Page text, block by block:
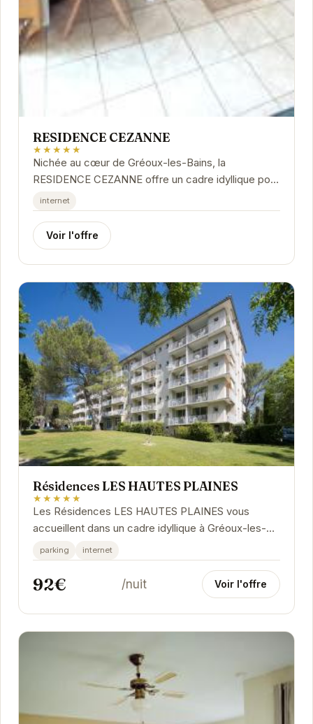
RESIDENCE CEZANNE
★★★★★
Nichée au cœur de Gréoux-les-Bains, la
RESIDENCE CEZANNE offre un cadre idyllique pour
des vacances reposantes. Ses appartements
confortables et...
internet
Voir l'offre
Résidences LES HAUTES PLAINES
★★★★★
Les Résidences LES HAUTES PLAINES vous
accueillent dans un cadre idyllique à Gréoux-les-
Bains. Profitez d'appartements confortables et
bien...
parking internet
92€ /nuit Voir l'offre